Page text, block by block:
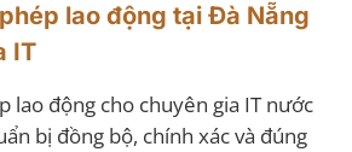
lao động tại Đà Nẵng
IT
lao động cho chuyên gia IT nước
bị đồng bộ, chính xác và đúng